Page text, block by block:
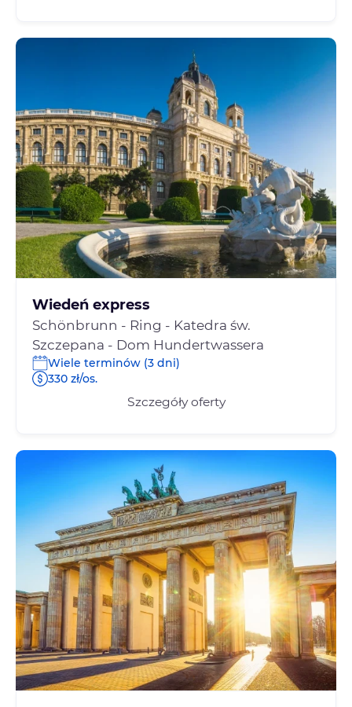
Wiedeń express
Schönbrunn - Ring - Katedra św.
Szczepana - Dom Hundertwassera
Wiele terminów (3 dni)
330 zł/os.
Szczegóły oferty